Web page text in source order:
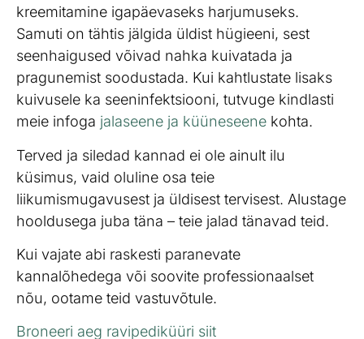
kreemitamine igapäevaseks harjumuseks.
Samuti on tähtis jälgida üldist hügieeni, sest
seenhaigused võivad nahka kuivatada ja
pragunemist soodustada. Kui kahtlustate lisaks
kuivusele ka seeninfektsiooni, tutvuge kindlasti
meie infoga jalaseene ja küüneseene kohta.
Terved ja siledad kannad ei ole ainult ilu
küsimus, vaid oluline osa teie
liikumismugavusest ja üldisest tervisest. Alustage
hooldusega juba täna – teie jalad tänavad teid.
Kui vajate abi raskesti paranevate
kannalõhedega või soovite professionaalset
nõu, ootame teid vastuvõtule.
Broneeri aeg ravipediküüri siit